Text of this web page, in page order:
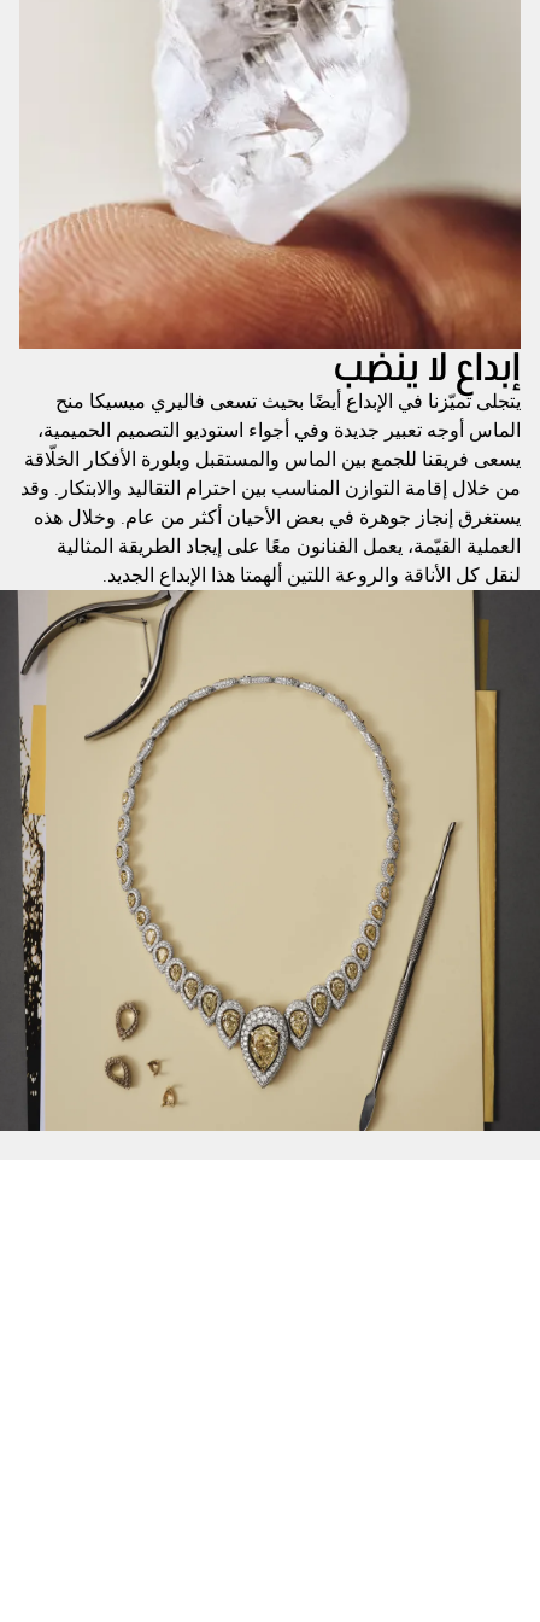
إبداع لا ينضب
يتجلى تميّزنا في الإبداع أيضًا بحيث تسعى فاليري ميسيكا منح
الماس أوجه تعبير جديدة وفي أجواء استوديو التصميم الحميمية،
يسعى فريقنا للجمع بين الماس والمستقبل وبلورة الأفكار الخلّاقة
من خلال إقامة التوازن المناسب بين احترام التقاليد والابتكار. وقد
يستغرق إنجاز جوهرة في بعض الأحيان أكثر من عام. وخلال هذه
العملية القيّمة، يعمل الفنانون معًا على إيجاد الطريقة المثالية
لنقل كل الأناقة والروعة اللتين ألهمتا هذا الإبداع الجديد.